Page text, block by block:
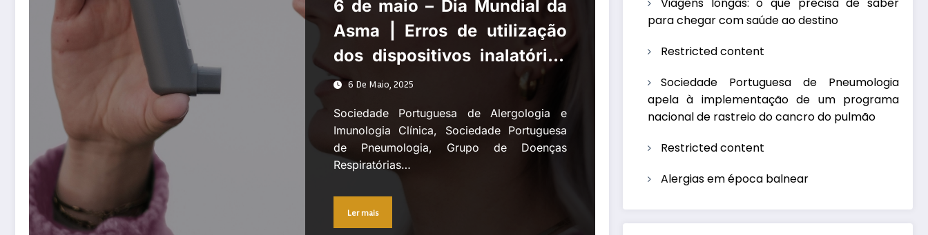
6 de maio – Dia Mundial da
Asma | Erros de utilização
dos dispositivos inalatórios
comprometem eficácia no
controlo da asma
6 De Maio, 2025
Sociedade Portuguesa de Alergologia e
Imunologia Clínica, Sociedade Portuguesa
de Pneumologia, Grupo de Doenças
Respiratórias…
Ler mais
Viagens longas: o que precisa de saber
para chegar com saúde ao destino
Restricted content
Sociedade Portuguesa de Pneumologia
apela à implementação de um programa
nacional de rastreio do cancro do pulmão
Restricted content
Alergias em época balnear